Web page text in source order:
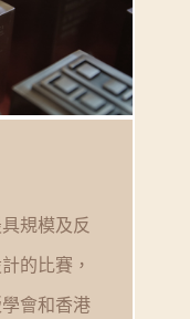
規模及反
的比賽，
會和香港